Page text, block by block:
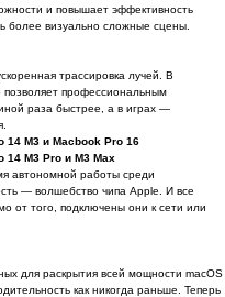
и повышает эффективность
более визуально сложные сцены.
трассировка лучей. В
позволяет профессиональным
раза быстрее, а в играх —
14 M3 и Macbook Pro 16
14 M3 Pro и M3 Max
автономной работы среди
— волшебство чипа Apple. И все
от того, подключены они к сети или
для раскрытия всей мощности macOS
как никогда раньше. Теперь